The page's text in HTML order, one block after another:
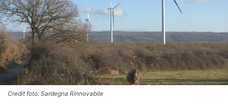
Credit foto: Sardegna Rinnovabile